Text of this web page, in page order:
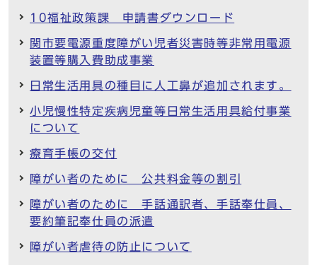
10福祉政策課 申請書ダウンロード
関市要電源重度障がい児者災害時等非常用電源
装置等購入費助成事業
日常生活用具の種目に人工鼻が追加されます。
小児慢性特定疾病児童等日常生活用具給付事業
について
療育手帳の交付
障がい者のために 公共料金等の割引
障がい者のために 手話通訳者、手話奉仕員、
要約筆記奉仕員の派遣
障がい者虐待の防止について